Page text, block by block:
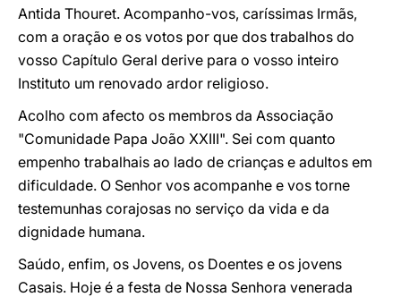
Antida Thouret. Acompanho-vos, caríssimas Irmãs,
com a oração e os votos por que dos trabalhos do
vosso Capítulo Geral derive para o vosso inteiro
Instituto um renovado ardor religioso.
Acolho com afecto os membros da Associação
"Comunidade Papa João XXIII". Sei com quanto
empenho trabalhais ao lado de crianças e adultos em
dificuldade. O Senhor vos acompanhe e vos torne
testemunhas corajosas no serviço da vida e da
dignidade humana.
Saúdo, enfim, os Jovens, os Doentes e os jovens
Casais. Hoje é a festa de Nossa Senhora venerada